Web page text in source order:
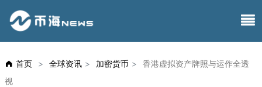
首页 > 全球资讯 > 加密货币 >
香港虚拟资产牌照与运作全透
视